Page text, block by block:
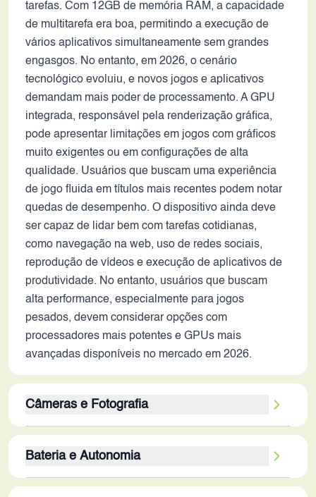
tarefas. Com 12GB de memória RAM, a capacidade
de multitarefa era boa, permitindo a execução de
vários aplicativos simultaneamente sem grandes
engasgos. No entanto, em 2026, o cenário
tecnológico evoluiu, e novos jogos e aplicativos
demandam mais poder de processamento. A GPU
integrada, responsável pela renderização gráfica,
pode apresentar limitações em jogos com gráficos
muito exigentes ou em configurações de alta
qualidade. Usuários que buscam uma experiência
de jogo fluida em títulos mais recentes podem notar
quedas de desempenho. O dispositivo ainda deve
ser capaz de lidar bem com tarefas cotidianas,
como navegação na web, uso de redes sociais,
reprodução de vídeos e execução de aplicativos de
produtividade. No entanto, usuários que buscam
alta performance, especialmente para jogos
pesados, devem considerar opções com
processadores mais potentes e GPUs mais
avançadas disponíveis no mercado em 2026.
Câmeras e Fotografia
sua câmera principal de 50MP, 8MP ultrawide e
2MP macro, oferece uma experiência fotográfica
Bateria e Autonomia